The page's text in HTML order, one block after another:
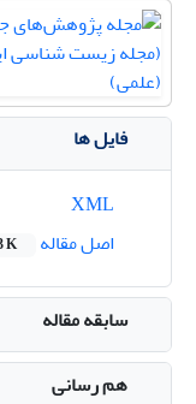
فایل ها
اصل مقاله
K
سابقه مقاله
هم رسانی